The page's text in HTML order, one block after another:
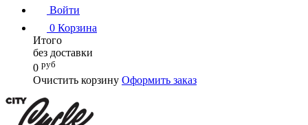
Войти
0 Корзина
Итого
без доставки
0 руб
Очистить корзину Оформить заказ